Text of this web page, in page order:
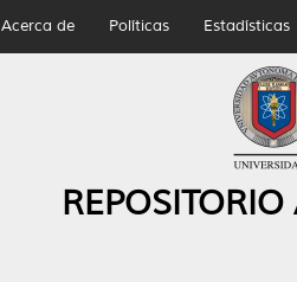
Acerca de Políticas Estadísticas